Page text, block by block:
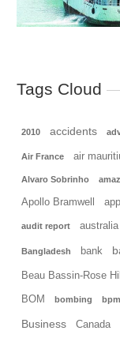
Tags Cloud
2010 accidents
Air France air
Alvaro Sobrinho
Apollo Bramwell
audit report australia
Bangladesh bank
Beau Bassin-Rose Hill
BOM bombing
Business Canada